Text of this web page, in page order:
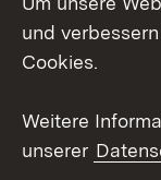
und
Cookies.
Weitere
unserer